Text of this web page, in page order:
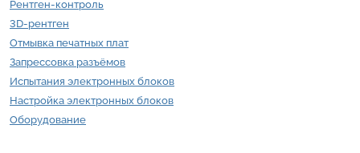
Рентген-контроль
3D-рентген
Отмывка печатных плат
Запрессовка разъёмов
Испытания электронных блоков
Настройка электронных блоков
Оборудование